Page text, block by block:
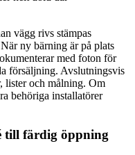
vägg rivs stämpas
ny bärning är på plats
med foton för
försäljning. Avslutningsvis
lister och målning. Om
behöriga installatörer
till färdig öppning